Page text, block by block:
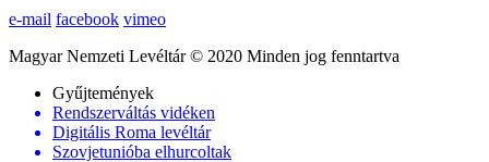
e-mail facebook vimeo
Magyar Nemzeti Levéltár © 2020 Minden jog fenntartva
Gyűjtemények
Rendszerváltás vidéken
Digitális Roma levéltár
Szovjetunióba elhurcoltak